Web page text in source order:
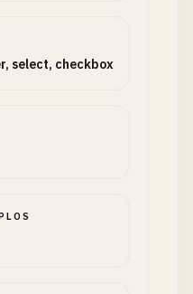
select, checkbox